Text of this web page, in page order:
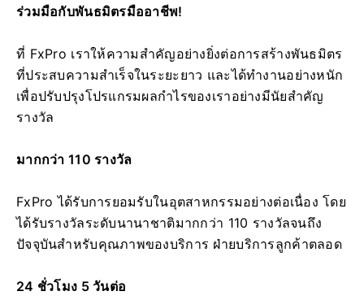
ร่วมมือกับพันธมิตรมืออาชีพ!
ที่ FxPro เราให้ความสำคัญอย่างยิ่งต่อการสร้างพันธมิตร
ที่ประสบความสำเร็จในระยะยาว และได้ทำงานอย่างหนัก
เพื่อปรับปรุงโปรแกรมผลกำไรของเราอย่างมีนัยสำคัญ
รางวัล
มากกว่า 110 รางวัล
FxPro ได้รับการยอมรับในอุตสาหกรรมอย่างต่อเนื่อง โดย
ได้รับรางวัลระดับนานาชาติมากกว่า 110 รางวัลจนถึง
ปัจจุบันสำหรับคุณภาพของบริการ ฝ่ายบริการลูกค้าตลอด
24 ชั่วโมง 5 วันต่อ